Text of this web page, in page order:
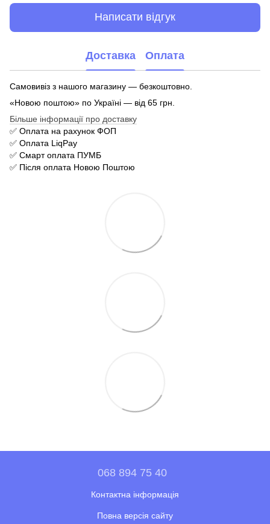
Написати відгук
Доставка Оплата
Самовивіз з нашого магазину — безкоштовно.
«Новою поштою» по Україні — від 65 грн.
Більше інформації про доставку
✅ Оплата на рахунок ФОП
✅ Оплата LiqPay
✅ Смарт оплата ПУМБ
✅ Після оплата Новою Поштою
068 894 75 40
Контактна інформація
Повна версія сайту